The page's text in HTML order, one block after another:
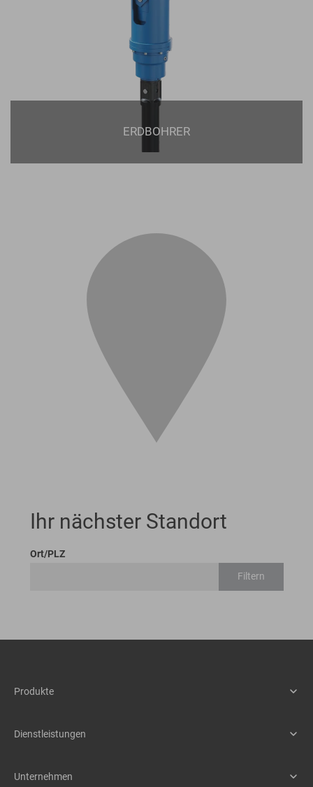
ERDBOHRER
Ihr nächster Standort
Ort/PLZ
Filtern
Produkte
Assistenzsysteme
Dienstleistungen
Teile & Zubehör
Unternehmen